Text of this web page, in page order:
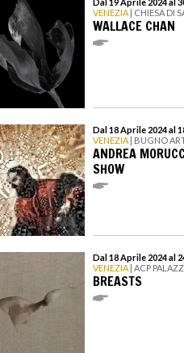
VENEZIA | CHIESA DI
WALLACE CHAN
Dal 18 Aprile 2024 al
VENEZIA | BUGNO
ANDREA
SHOW
Dal 18 Aprile 2024 al
VENEZIA | ACP
BREASTS